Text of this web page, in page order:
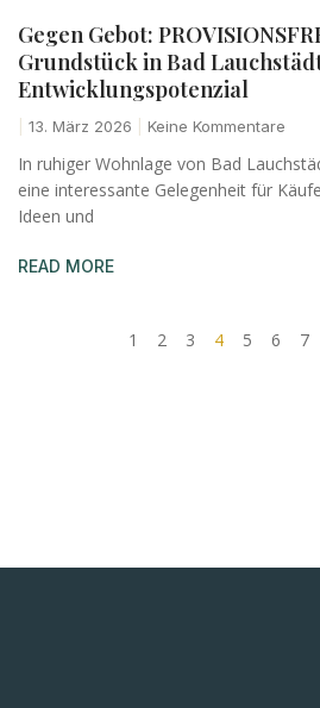
Gegen Gebot:
Grundstück in Bad
Entwicklungspotenzial
13. März 2026 Keine Kommentare
In ruhiger Wohnlage von Bad
eine interessante Gelegenheit für
Ideen und
READ MORE
1 2 3 4 5 6 7